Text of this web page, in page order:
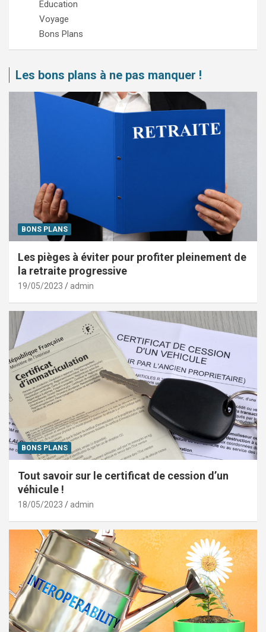
Education
Voyage
Bons Plans
Les bons plans à ne pas manquer !
BONS PLANS
Les pièges à éviter pour profiter pleinement de
la retraite progressive
19/05/2023 admin
BONS PLANS
Tout savoir sur le certificat de cession d’un
véhicule !
18/05/2023 admin